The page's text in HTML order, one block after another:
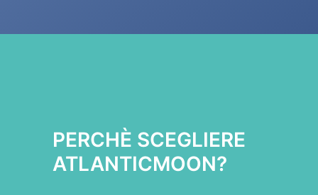
PERCHÈ SCEGLIERE
ATLANTICMOON?